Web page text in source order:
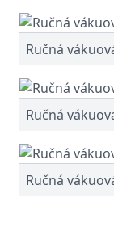
Ručná
Ručná
Ručná